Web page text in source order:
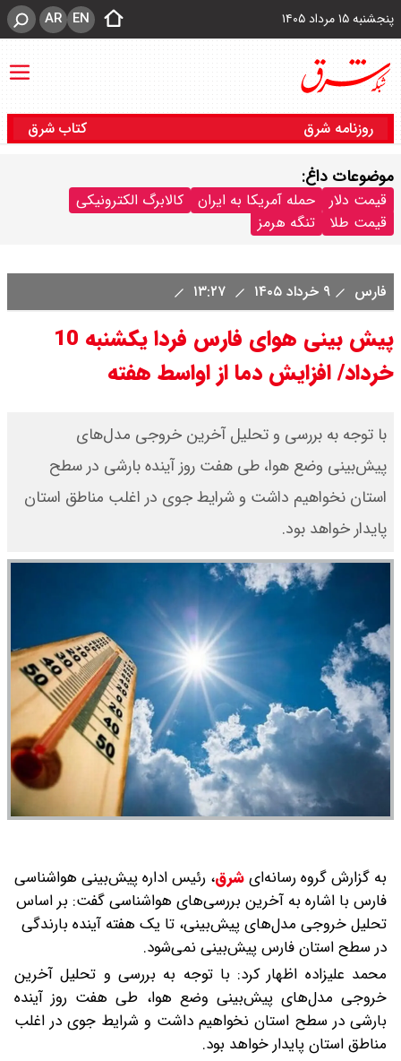
پنجشنبه ۱۵ مرداد ۱۴۰۵ EN
AR
روزنامه شرق کتاب شرق
موضوعات داغ:
قیمت دلار حمله آمریکا به ایران
کالابرگ الکترونیکی
قیمت طلا
تنگه هرمز
فارس ۹ خرداد ۱۴۰۵
پیش بینی هوای فارس فردا یکشنبه 10
خرداد/ افزایش دما از اواسط هفته
با توجه به بررسی و تحلیل آخرین خروجی مدل‌های
پیش‌بینی وضع هوا، طی هفت روز آینده بارشی در سطح
استان نخواهیم داشت و شرایط جوی در اغلب مناطق استان
پایدار خواهد بود.
به گزارش گروه رسانه‌ایشرق، رئیس اداره پیش‌بینی هواشناسی
فارس با اشاره به آخرین بررسی‌های هواشناسی گفت: بر اساس
تحلیل خروجی مدل‌های پیش‌بینی، تا یک هفته آینده بارندگی
در سطح استان فارس پیش‌بینی نمی‌شود.
محمد علیزاده اظهار کرد: با توجه به بررسی و تحلیل آخرین
خروجی مدل‌های پیش‌بینی وضع هوا، طی هفت روز آینده
بارشی در سطح استان نخواهیم داشت و شرایط جوی در اغلب
مناطق استان پایدار خواهد بود.